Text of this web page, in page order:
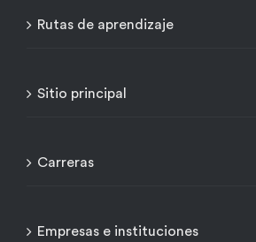
Rutas de aprendizaje
Sitio principal
Carreras
Empresas e instituciones